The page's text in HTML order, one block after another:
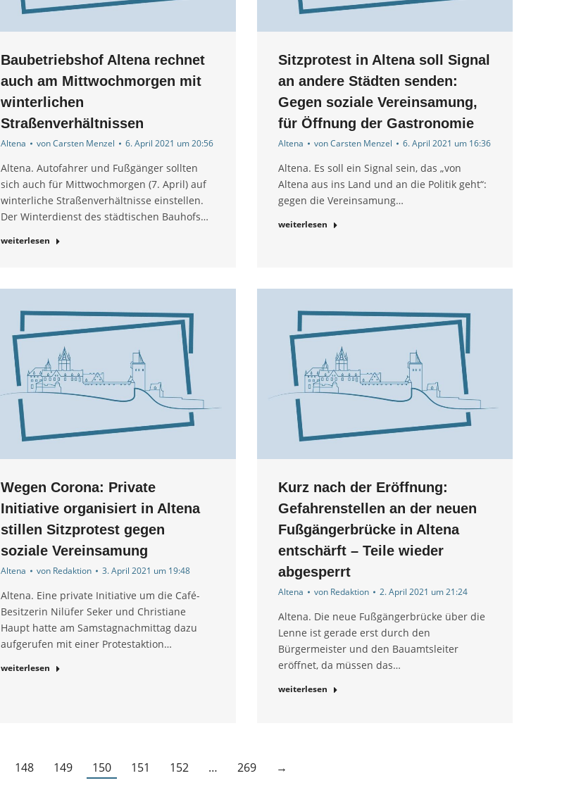
Baubetriebshof Altena rechnet
auch am Mittwochmorgen mit
winterlichen
Straßenverhältnissen
Altena vonCarsten Menzel 6. April 2021 um 20:56
Altena. Autofahrer und Fußgänger sollten
sich auch für Mittwochmorgen (7. April) auf
winterliche Straßenverhältnisse einstellen.
Der Winterdienst des städtischen Bauhofs…
weiterlesen
Sitzprotest in Altena soll Signal
an andere Städten senden:
Gegen soziale Vereinsamung,
für Öffnung der Gastronomie
Altena vonCarsten Menzel 6. April 2021 um 16:36
Altena. Es soll ein Signal sein, das „von
Altena aus ins Land und an die Politik geht“:
gegen die Vereinsamung…
weiterlesen
Wegen Corona: Private
Initiative organisiert in Altena
stillen Sitzprotest gegen
soziale Vereinsamung
Altena von Redaktion 3. April 2021 um 19:48
Altena. Eine private Initiative um die Café-
Besitzerin Nilüfer Seker und Christiane
Haupt hatte am Samstagnachmittag dazu
aufgerufen mit einer Protestaktion…
weiterlesen
Kurz nach der Eröffnung:
Gefahrenstellen an der neuen
Fußgängerbrücke in Altena
entschärft – Teile wieder
abgesperrt
Altena von Redaktion 2. April 2021 um 21:24
Altena. Die neue Fußgängerbrücke über die
Lenne ist gerade erst durch den
Bürgermeister und den Bauamtsleiter
eröffnet, da müssen das…
weiterlesen
148 149 150 151 152 … 269 →